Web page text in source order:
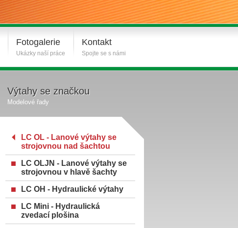
Fotogalerie
Ukázky naší práce
Kontakt
Spojte se s námi
Výtahy se značkou
Modelové řady
LC OL - Lanové výtahy se
strojovnou nad šachtou
LC OLJN - Lanové výtahy se
strojovnou v hlavě šachty
LC OH - Hydraulické výtahy
LC Mini - Hydraulická
zvedací plošina